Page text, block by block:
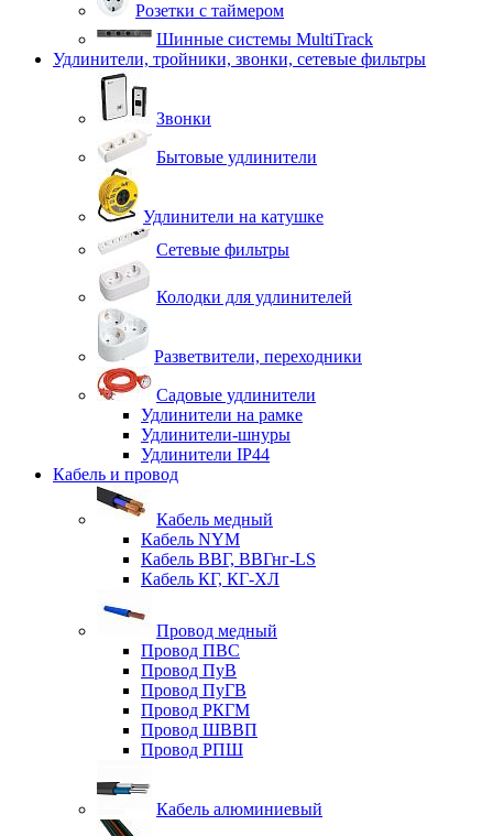
Розетки с таймером
Шинные системы MultiTrack
Удлинители, тройники, звонки, сетевые фильтры
Звонки
Бытовые удлинители
Удлинители на катушке
Сетевые фильтры
Колодки для удлинителей
Разветвители, переходники
Садовые удлинители
Удлинители на рамке
Удлинители-шнуры
Удлинители IP44
Кабель и провод
Кабель медный
Кабель NYM
Кабель ВВГ, ВВГнг-LS
Кабель КГ, КГ-ХЛ
Провод медный
Провод ПВС
Провод ПуВ
Провод ПуГВ
Провод РКГМ
Провод ШВВП
Провод РПШ
Кабель алюминиевый